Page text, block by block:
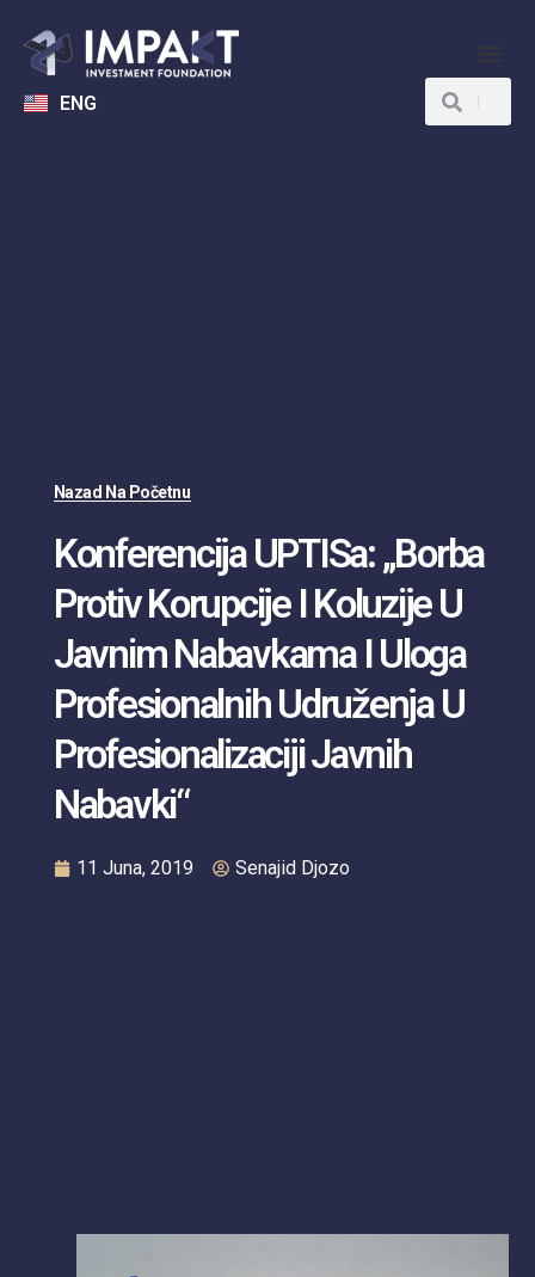
ENG
Nazad Na Početnu
Konferencija UPTISa: „Borba
Protiv Korupcije I Koluzije U
Javnim Nabavkama I Uloga
Profesionalnih Udruženja U
Profesionalizaciji Javnih
Nabavki“
11 Juna, 2019 Senajid Djozo